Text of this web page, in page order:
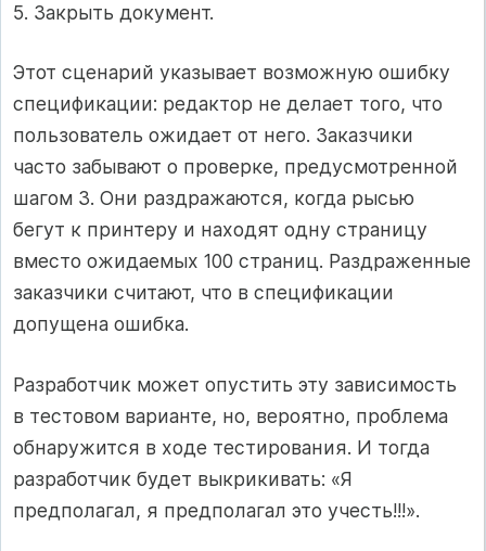
5. Закрыть документ.
Этот сценарий указывает возможную ошибку
спецификации: редактор не делает того, что
пользователь ожидает от него. Заказчики
часто забывают о проверке, предусмотренной
шагом 3. Они раздражаются, когда рысью
бегут к принтеру и находят одну страницу
вместо ожидаемых 100 страниц. Раздраженные
заказчики считают, что в спецификации
допущена ошибка.
Разработчик может опустить эту зависимость
в тестовом варианте, но, вероятно, проблема
обнаружится в ходе тестирования. И тогда
разработчик будет выкрикивать: «Я
предполагал, я предполагал это учесть!!!».